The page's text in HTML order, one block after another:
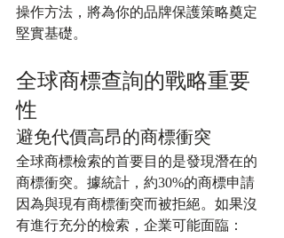
操作方法，將為你的品牌保護策略奠定
堅實基礎。
全球商標查詢的戰略重要
性
避免代價高昂的商標衝突
全球商標檢索的首要目的是發現潛在的
商標衝突。據統計，約30%的商標申請
因為與現有商標衝突而被拒絕。如果沒
有進行充分的檢索，企業可能面臨：